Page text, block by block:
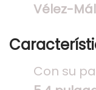
Vélez-
Con su